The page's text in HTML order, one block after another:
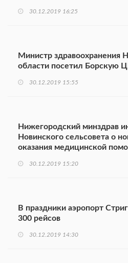
30.12.2019 16:25
Министр здравоохранения
области посетил Борскую
30.12.2019 15:55
Нижегородский минздрав
Новинского сельсовета о
оказания медицинской
30.12.2019 15:20
В праздники аэропорт
300 рейсов
30.12.2019 14:30